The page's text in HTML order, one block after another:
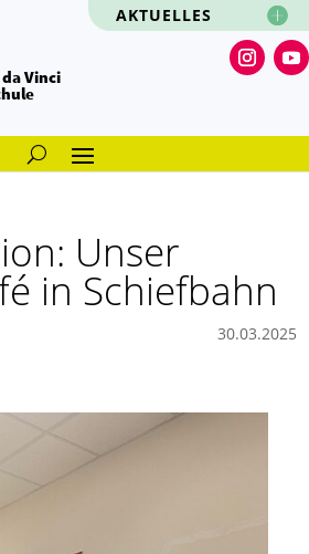
AKTUELLES
Vinci
Unser
in Schiefbahn
30.03.2025